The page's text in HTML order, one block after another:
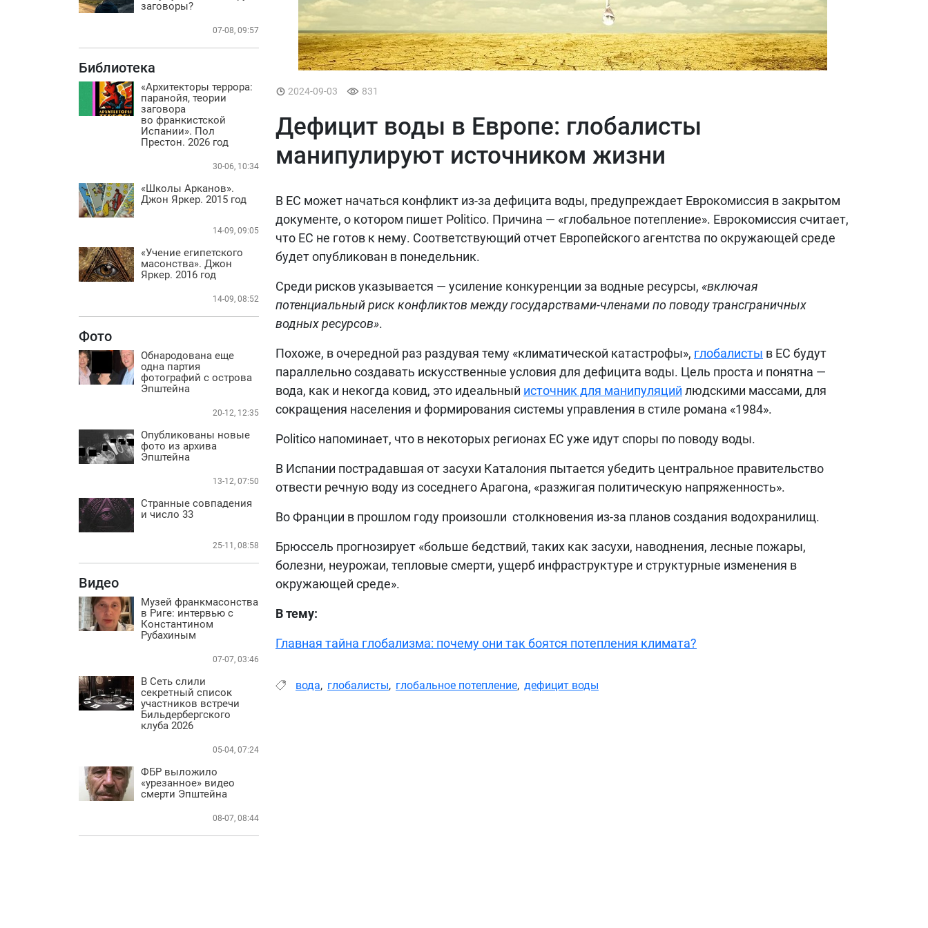
Практика
ФОТО
заговоры?
07-08, 09:57
Библиотека
«Архитекторы террора:
паранойя, теории
заговора
во франкистской
Испании». Пол
Престон. 2026 год
30-06, 10:34
«Школы Арканов».
Джон Яркер. 2015 год
14-09, 09:05
«Учение египетского
масонства». Джон
Яркер. 2016 год
14-09, 08:52
Фото
Обнародована еще
одна партия
фотографий с острова
Эпштейна
20-12, 12:35
Опубликованы новые
фото из архива
Эпштейна
13-12, 07:50
Странные совпадения
и число 33
25-11, 08:58
Видео
Музей франкмасонства
в Риге: интервью с
Константином
Рубахиным
07-07, 03:46
В Сеть слили
секретный список
участников встречи
Бильдербергского
клуба 2026
05-04, 07:24
ФБР выложило
«урезанное» видео
смерти Эпштейна
08-07, 08:44
2024-09-03 831
Дефицит воды в Европе: глобалисты
манипулируют источником жизни
В ЕС может начаться конфликт из-за дефицита воды, предупреждает Еврокомиссия в закрытом
документе, о котором пишет Politico. Причина — «глобальное потепление». Еврокомиссия считает,
что ЕС не готов к нему. Соответствующий отчет Европейского агентства по окружающей среде
будет опубликован в понедельник.
Среди рисков указывается — усиление конкуренции за водные ресурсы, «включая
потенциальный риск конфликтов между государствами-членами по поводу трансграничных
водных ресурсов».
Похоже, в очередной раз раздувая тему «климатической катастрофы», глобалисты в ЕС будут
параллельно создавать искусственные условия для дефицита воды. Цель проста и понятна —
вода, как и некогда ковид, это идеальный источник для манипуляций людскими массами, для
сокращения населения и формирования системы управления в стиле романа «1984».
Politico напоминает, что в некоторых регионах ЕС уже идут споры по поводу воды.
В Испании пострадавшая от засухи Каталония пытается убедить центральное правительство
отвести речную воду из соседнего Арагона, «разжигая политическую напряженность».
Во Франции в прошлом году произошли столкновения из-за планов создания водохранилищ.
Брюссель прогнозирует «больше бедствий, таких как засухи, наводнения, лесные пожары,
болезни, неурожаи, тепловые смерти, ущерб инфраструктуре и структурные изменения в
окружающей среде».
В тему:
Главная тайна глобализма: почему они так боятся потепления климата?
вода, глобалисты, глобальное потепление, дефицит воды